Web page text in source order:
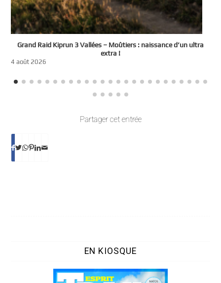
Grand Raid Kiprun 3 Vallées – Moûtiers : naissance d’un ultra
extra !
4 août 2026
Partager cet entrée
EN KIOSQUE